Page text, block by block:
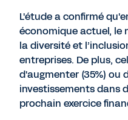
L'étude a confirmé
économique actuel, le
la diversité et
entreprises. De plus,
d'augmenter (35%) ou
investissements dans
prochain exercice